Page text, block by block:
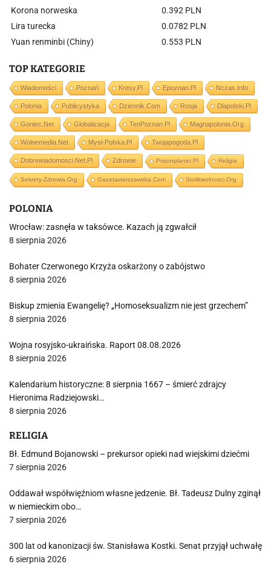
Korona norweska
0.392 PLN
Lira turecka
0.0782 PLN
Yuan renminbi (Chiny)
0.553 PLN
TOP KATEGORIE
Wiadomości Poznań Kresy.pl Epoznan.pl Nczas.info
Polonia Publicystyka Dziennik.com Rosja Dlapolski.pl
Goniec.net Globalizacja TenPoznan.pl Magnapolonia.org
Wolnemedia.net Mysl-Polska.pl Twojapogoda.pl
Dobrewiadomosci.net.pl Zdrowie Prisonplanet.pl Religia
Sekrety-Zdrowia.org Gazetawarszawska.com Stolikwolnosci.org
POLONIA
Wrocław: zasnęła w taksówce. Kazach ją zgwałcił
8 sierpnia 2026
Bohater Czerwonego Krzyża oskarżony o zabójstwo
8 sierpnia 2026
Biskup zmienia Ewangelię? „Homoseksualizm nie jest grzechem”
8 sierpnia 2026
Wojna rosyjsko-ukraińska. Raport 08.08.2026
8 sierpnia 2026
Kalendarium historyczne: 8 sierpnia 1667 – śmierć zdrajcy
Hieronima Radziejowski…
8 sierpnia 2026
RELIGIA
Bł. Edmund Bojanowski – prekursor opieki nad wiejskimi dziećmi
7 sierpnia 2026
Oddawał współwięźniom własne jedzenie. Bł. Tadeusz Dulny zginął
w niemieckim obo…
7 sierpnia 2026
300 lat od kanonizacji św. Stanisława Kostki. Senat przyjął uchwałę
6 sierpnia 2026